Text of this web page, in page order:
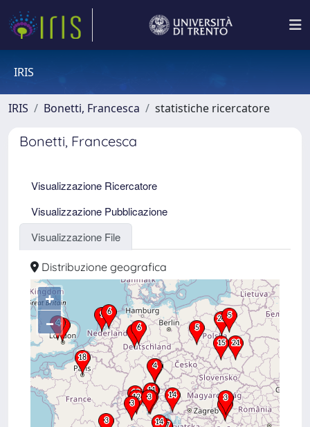
IRIS
IRIS Bonetti, Francesca statistiche ricercatore
Bonetti, Francesca
Visualizzazione Ricercatore
Visualizzazione Pubblicazione
Visualizzazione File
Distribuzione geografica
+
–